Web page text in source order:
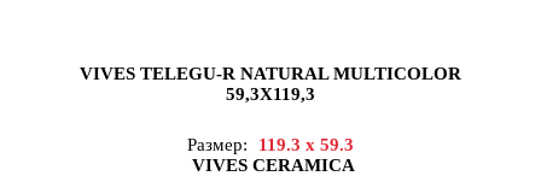
VIVES TELEGU-R NATURAL MULTICOLOR
59,3X119,3
Размер:
119.3 x 59.3
VIVES CERAMICA